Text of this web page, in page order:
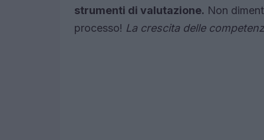
strumenti di valutazione. Non
processo! La crescita delle